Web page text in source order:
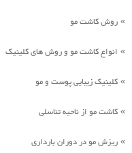
» روش کاشت مو
» انواع کاشت مو و روش های کلینیک
» کلینیک زیبایی پوست و مو
» کاشت مو از ناحیه تناسلی
» ریزش مو در دوران بارداری